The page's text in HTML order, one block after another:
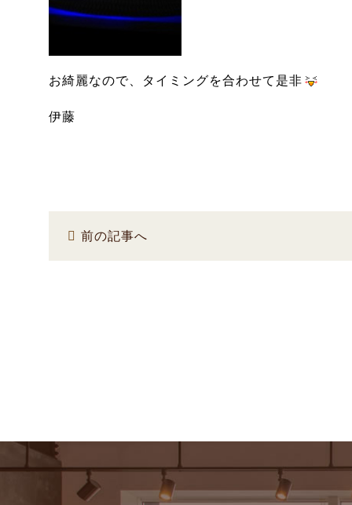
お綺麗なので、タイミングを合わせて是非
伊藤
前の記事へ